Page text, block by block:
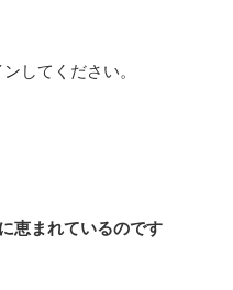
ン してください。
恵まれているのです